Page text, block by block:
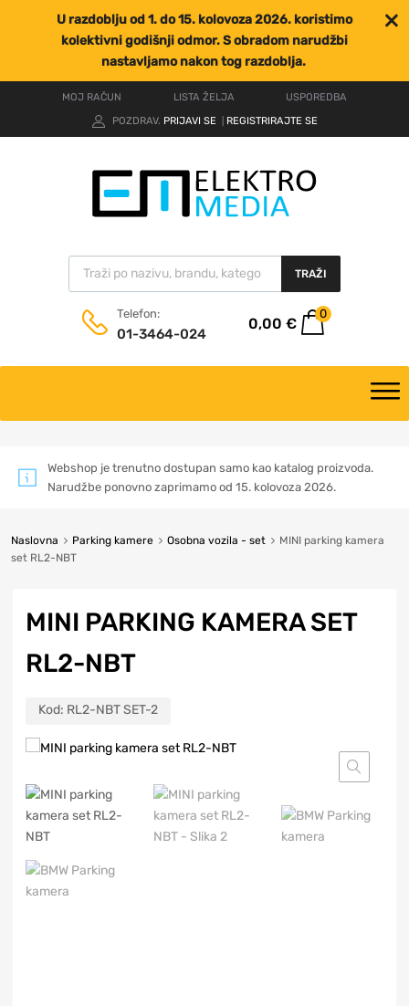
U razdoblju od 1. do 15. kolovoza 2026. koristimo
kolektivni godišnji odmor. S obradom narudžbi
nastavljamo nakon tog razdoblja.
MOJ RAČUN LISTA ŽELJA
USPOREDBA
POZDRAV. PRIJAVI SE REGISTRIRAJTE SE
TRAŽI
Telefon:
01-3464-024
0,00 €
0
Webshop je trenutno dostupan samo kao katalog proizvoda.
Narudžbe ponovno zaprimamo od 15. kolovoza 2026.
Naslovna Parking kamere Osobna vozila - set
MINI parking kamera
set RL2-NBT
MINI PARKING KAMERA SET
RL2-NBT
Kod: RL2-NBT SET-2